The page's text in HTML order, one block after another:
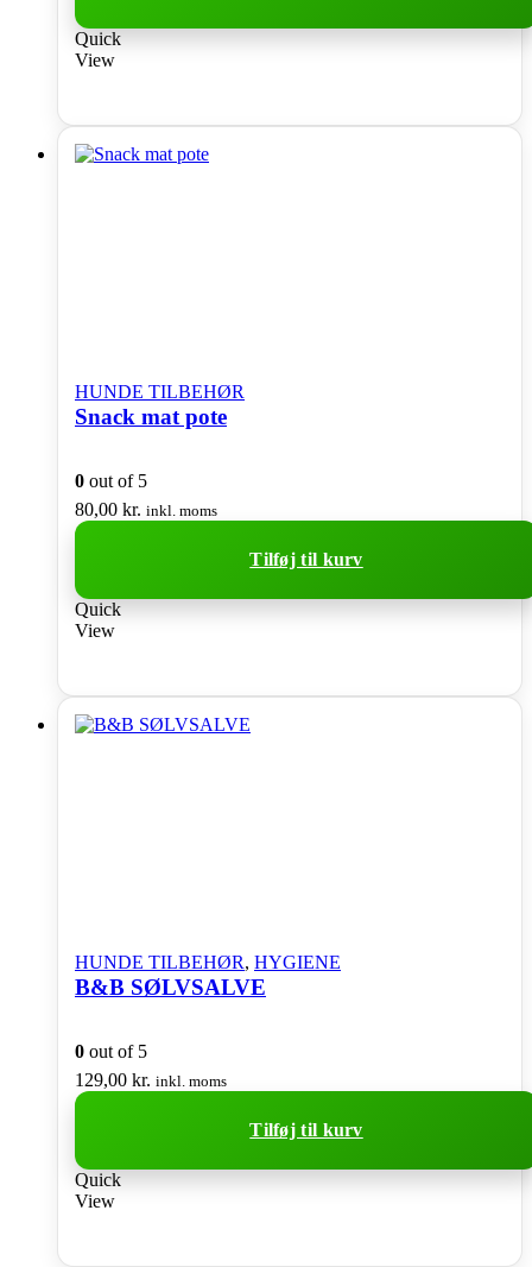
Dette
vare
varianter.
Mulighederne
kan
Quick
View
HUNDE TILBEHØR
Snack mat pote
0 out of 5
80,00 kr. inkl. moms
Tilføj til kurv
Quick
View
HUNDE TILBEHØR, HYGIENE
B&B SØLVSALVE
0 out of 5
129,00 kr. inkl. moms
Tilføj til kurv
Quick
View